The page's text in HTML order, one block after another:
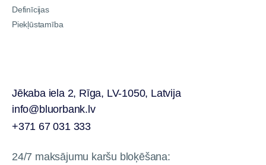
Definīcijas
Piekļūstamība
Jēkaba iela 2, Rīga, LV-1050, Latvija
info@bluorbank.lv
+371 67 031 333
24/7 maksājumu karšu bloķēšana: